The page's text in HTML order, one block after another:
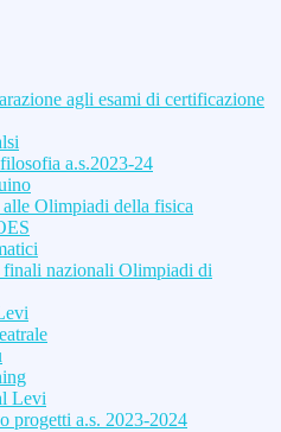
agli esami di certificazione
a.s.2023-24
alle Olimpiadi della fisica
finali nazionali Olimpiadi di
Levi
progetti a.s. 2023-2024